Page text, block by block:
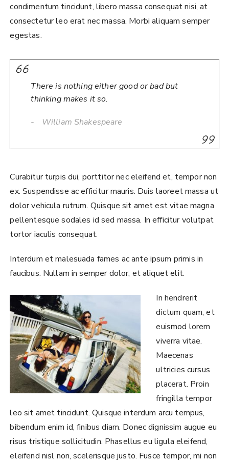
condimentum tincidunt, libero massa consequat nisi, at
consectetur leo erat nec massa. Morbi aliquam semper
egestas.
There is nothing either good or bad but
thinking makes it so.
William Shakespeare
Curabitur turpis dui, porttitor nec eleifend et, tempor non
ex. Suspendisse ac efficitur mauris. Duis laoreet massa ut
dolor vehicula rutrum. Quisque sit amet est vitae magna
pellentesque sodales id sed massa. In efficitur volutpat
tortor iaculis consequat.
Interdum et malesuada fames ac ante ipsum primis in
faucibus. Nullam in semper dolor, et aliquet elit.
In hendrerit
dictum quam, et
euismod lorem
viverra vitae.
Maecenas
ultricies cursus
placerat. Proin
fringilla tempor
leo sit amet tincidunt. Quisque interdum arcu tempus,
bibendum enim id, finibus diam. Donec dignissim augue eu
risus tristique sollicitudin. Phasellus eu ligula eleifend,
eleifend nisl non, scelerisque justo. Fusce tempor, mi non